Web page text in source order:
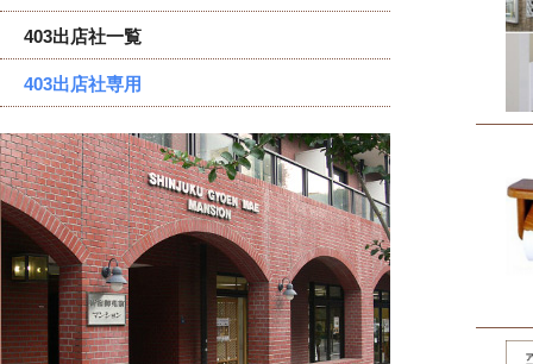
403出店社一覧
403出店社専用